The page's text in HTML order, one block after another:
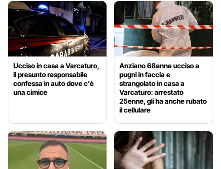
Ucciso in casa a Varcaturo,
il presunto responsabile
confessa in auto dove c’è
una cimice
Anziano 68enne ucciso a
pugni in faccia e
strangolato in casa a
Varcaturo: arrestato
25enne, gli ha anche rubato
il cellulare